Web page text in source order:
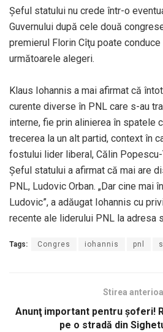
Şeful statului nu crede într-o
Guvernului după cele două
premierul Florin Cîţu poate
următoarele alegeri.
Klaus Iohannis a mai afirmat că
curente diverse în PNL care s-au
interne, fie prin alinierea în spatele
trecerea la un alt partid, context în
fostului lider liberal, Călin Popescu-
Şeful statului a afirmat că mai are
PNL, Ludovic Orban. „Dar cine mai
Ludovic”, a adăugat Iohannis cu
recente ale liderului PNL la adresa
Tags: Congres iohannis pnl
Stirea
Anunţ important pentru şoferi!
pe o stradă din